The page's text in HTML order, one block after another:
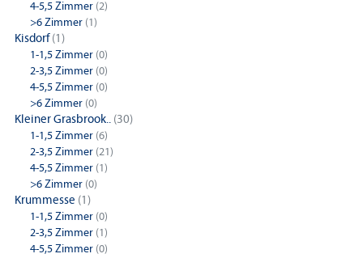
4-5,5 Zimmer (2)
>6 Zimmer (1)
Kisdorf(1)
1-1,5 Zimmer (0)
2-3,5 Zimmer (0)
4-5,5 Zimmer (0)
>6 Zimmer (0)
Kleiner Grasbrook.. (30)
1-1,5 Zimmer (6)
2-3,5 Zimmer (21)
4-5,5 Zimmer (1)
>6 Zimmer (0)
Krummesse (1)
1-1,5 Zimmer (0)
2-3,5 Zimmer (1)
4-5,5 Zimmer (0)